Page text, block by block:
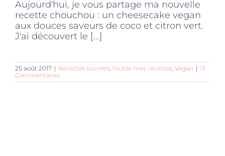
Aujourd'hui, je vous partage ma nouvelle
recette chouchou : un cheesecake vegan
aux douces saveurs de coco et citron vert.
J'ai découvert le [...]
25 août 2017 | Recettes sucrées Toutes mes recettes Vegan | 13
Commentaires